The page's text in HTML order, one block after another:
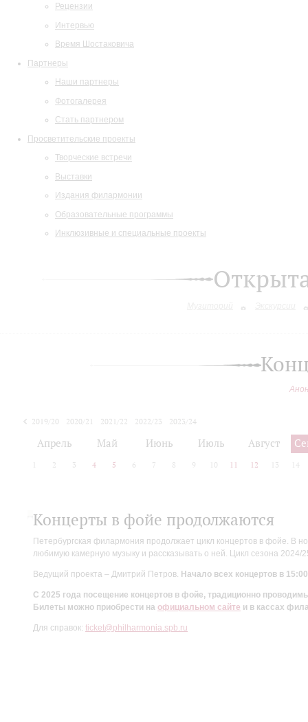
Рецензии
Интервью
Время Шостаковича
Партнеры
Наши партнеры
Фотогалерея
Стать партнером
Просветительские проекты
Творческие встречи
Выставки
Издания филармонии
Образовательные программы
Инклюзивные и специальные проекты
2019/20 2020/21 2021/22 2022/23
2023/24
Апрель Май Июнь Июль Август
2 3 4 5 6 7 8 9 10 11 12 13 14
Концерты в фойе продолжаются
Петербургская филармония продолжает цикл концертов в фойе. В
любимую камерную музыку и рассказывать о ней. Цикл сезона
Ведущий проекта – Дмитрий Петров. Начало всех концертов в
С 2025 года посещение концертов в фойе, традиционно
Билеты можно приобрести на официальном сайте и в кассах
Для справок: ticket@philharmonia.spb.ru